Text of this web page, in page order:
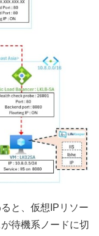
と、仮想IPリソー
待機系ノードに切